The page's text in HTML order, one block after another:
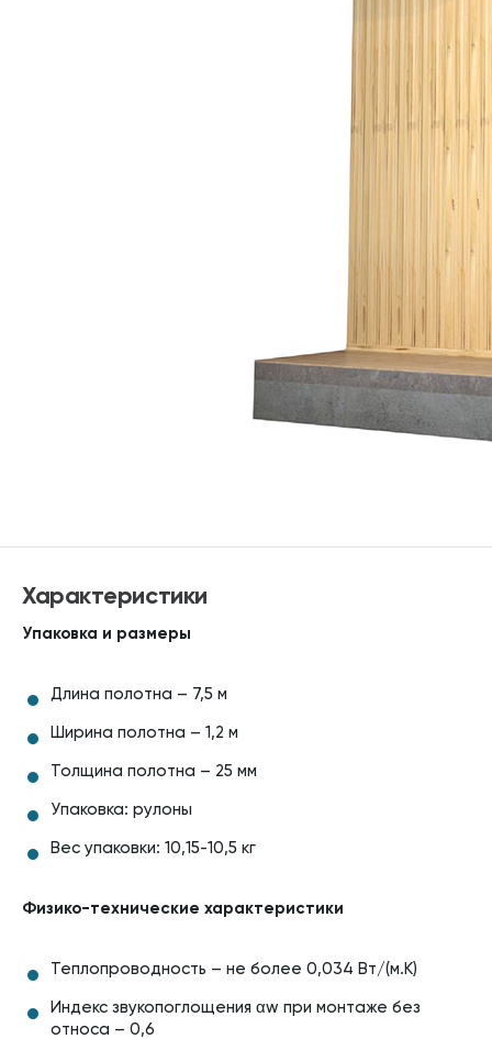
Характеристики
Упаковка и размеры
Длина полотна – 7,5 м
Ширина полотна – 1,2 м
Толщина полотна – 25 мм
Упаковка: рулоны
Вес упаковки: 10,15-10,5 кг
Физико-технические характеристики
Теплопроводность – не более 0,034 Вт/(м.К)
Индекс звукопоглощения αw при монтаже без
относа – 0,6